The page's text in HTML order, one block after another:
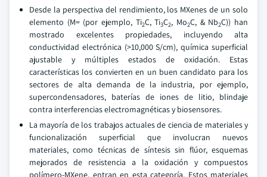
Desde la perspectiva del rendimiento, los MXenes de un solo
elemento (M= (por ejemplo, Ti2C, Ti3C2, Mo2C, & Nb2C)) han
mostrado excelentes propiedades, incluyendo alta
conductividad electrónica (>10,000 S/cm), química superficial
ajustable y múltiples estados de oxidación. Estas
características los convierten en un buen candidato para los
sectores de alta demanda de la industria, por ejemplo,
supercondensadores, baterías de iones de litio, blindaje
contra interferencias electromagnéticas y biosensores.
La mayoría de los trabajos actuales de ciencia de materiales y
funcionalización superficial que involucran nuevos
materiales, como técnicas de síntesis sin flúor, esquemas
mejorados de resistencia a la oxidación y compuestos
polímero-MXene, entran en esta categoría. Estos materiales